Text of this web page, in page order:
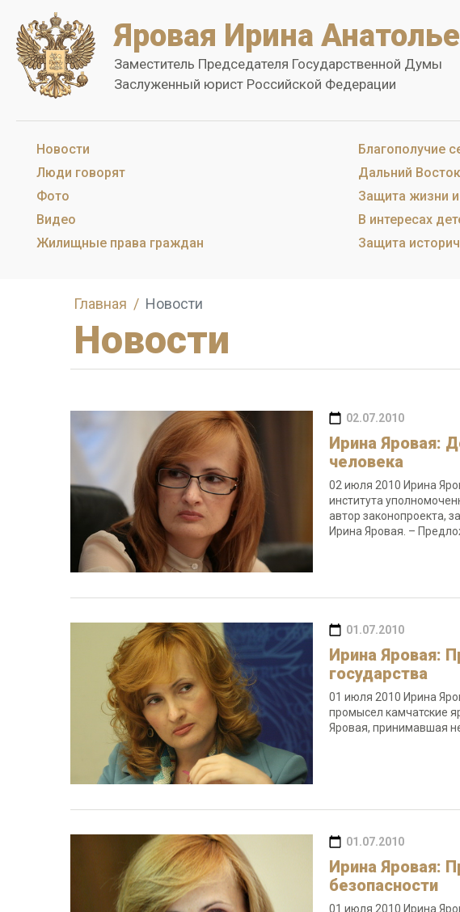
Яровая Ирина
Заместитель Председателя Государственной Думы
Заслуженный юрист Российской Федерации
Новости
Люди говорят
Фото
Видео
Жилищные права граждан
Благополучие
Дальний Восток
Защита жизни
В интересах
Защита
Главная Новости
Новости
02.07.2010
Ирина Яровая:
человека
02 июля 2010 Ирина
института
автор законопроекта,
Ирина Яровая. –
01.07.2010
Ирина Яровая:
государства
01 июля 2010 Ирина
промысел камчатские
Яровая, принимавшая
01.07.2010
Ирина Яровая:
безопасности
01 июля 2010 Ирина